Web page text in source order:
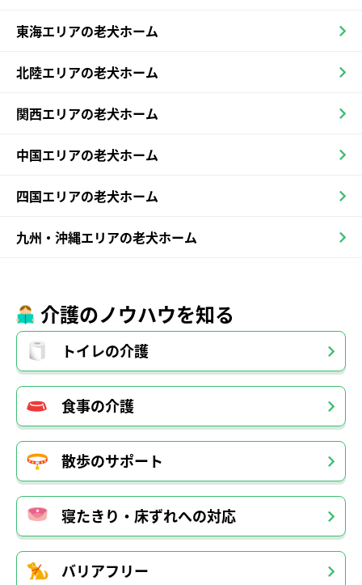
東海エリアの老犬ホーム
北陸エリアの老犬ホーム
関西エリアの老犬ホーム
中国エリアの老犬ホーム
四国エリアの老犬ホーム
九州・沖縄エリアの老犬ホーム
介護のノウハウを知る
トイレの介護
食事の介護
散歩のサポート
寝たきり・床ずれへの対応
バリアフリー